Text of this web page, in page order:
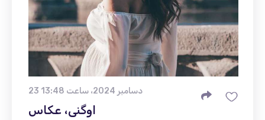
23 دسامبر 2024، ساعت 13:48
اوگنی، عکاس